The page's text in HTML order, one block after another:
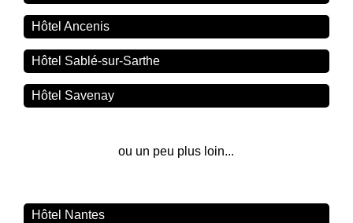
Hôtel Ancenis
Hôtel Sablé-sur-Sarthe
Hôtel Savenay
ou un peu plus loin...
Hôtel Nantes